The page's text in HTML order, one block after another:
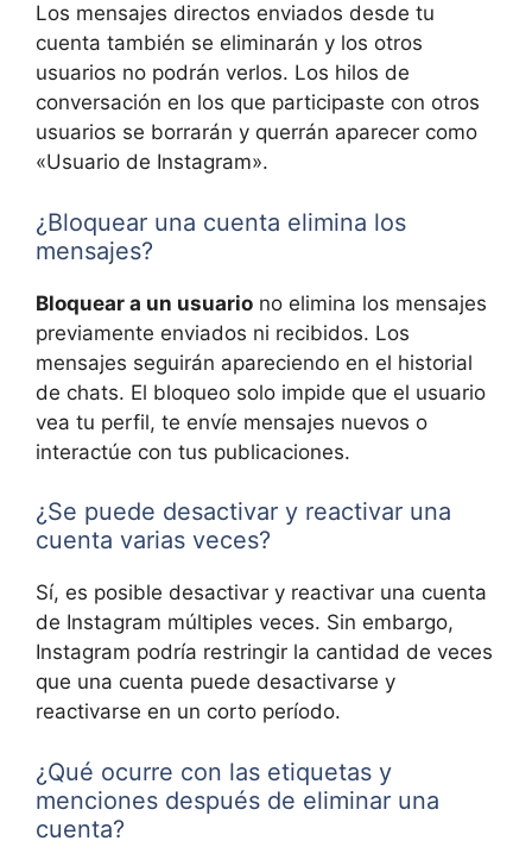
Los mensajes directos enviados desde tu
cuenta también se eliminarán y los otros
usuarios no podrán verlos. Los hilos de
conversación en los que participaste con otros
usuarios se borrarán y querrán aparecer como
«Usuario de Instagram».
¿Bloquear una cuenta elimina los
mensajes?
Bloquear a un usuario no elimina los mensajes
previamente enviados ni recibidos. Los
mensajes seguirán apareciendo en el historial
de chats. El bloqueo solo impide que el usuario
vea tu perfil, te envíe mensajes nuevos o
interactúe con tus publicaciones.
¿Se puede desactivar y reactivar una
cuenta varias veces?
Sí, es posible desactivar y reactivar una cuenta
de Instagram múltiples veces. Sin embargo,
Instagram podría restringir la cantidad de veces
que una cuenta puede desactivarse y
reactivarse en un corto período.
¿Qué ocurre con las etiquetas y
menciones después de eliminar una
cuenta?